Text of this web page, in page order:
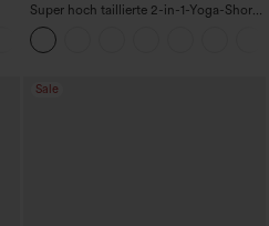
Super hoch taillierte 2-in-1-Yoga-Shorts
mit Gesäßtasche und Seitentasche-
längere Länge
Sale